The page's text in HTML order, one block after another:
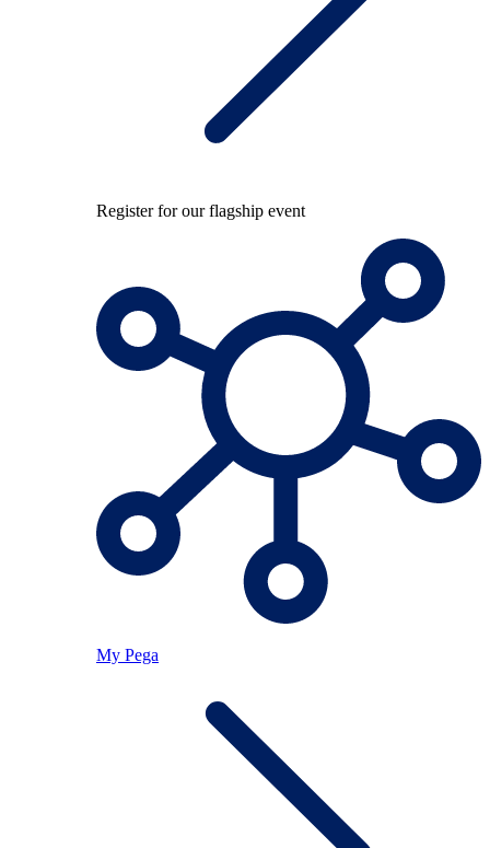
Register for our flagship event
My Pega